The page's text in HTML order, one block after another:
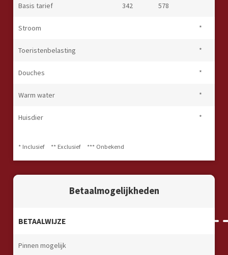
Basis tarief 342 578
Stroom *
Toeristenbelasting *
Douches *
Warm water *
Huisdier *
* Inclusief ** Exclusief *** Onbekend
Betaalmogelijkheden
BETAALWIJZE
Pinnen mogelijk